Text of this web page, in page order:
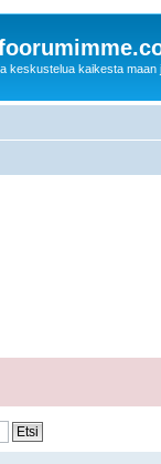
keskustelua kaikesta maan